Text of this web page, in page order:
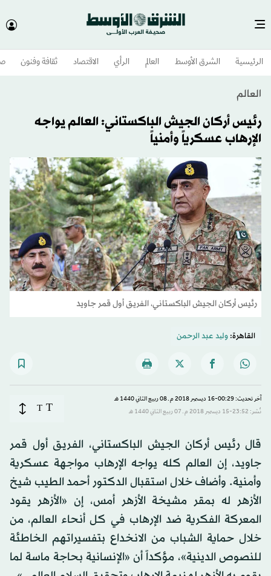
الرئيسية الشرق الأوسط​ العالم الرأي الاقتصاد ثقافة وفنون
العالم
رئيس أركان الجيش الباكستاني: العالم يواجه
الإرهاب عسكرياً وأمنياً
رئيس أركان الجيش الباكستاني، الفريق أول قمر جاويد
القاهرة:ولید عبد الرحمن
آخر تحديث: 00:29-16 ديسمبر 2018 م ـ 08 ربيع الثاني 1440 هـ
نُشر: 23:52-15 ديسمبر 2018 م ـ 07 ربيع الثاني 1440 هـ
T
T
قال رئيس أركان الجيش الباكستاني، الفريق أول قمر
جاويد، إن العالم كله يواجه الإرهاب مواجهة عسكرية
وأمنية. وأضاف خلال استقبال الدكتور أحمد الطيب شيخ
الأزهر له بمقر مشيخة الأزهر أمس، إن «الأزهر يقود
المعركة الفكرية ضد الإرهاب في كل أنحاء العالم، من
خلال حماية الشباب من الانخداع بتفسيراتهم الخاطئة
للنصوص الدينية»، مؤكداً أن «الإنسانية بحاجة ماسة لما